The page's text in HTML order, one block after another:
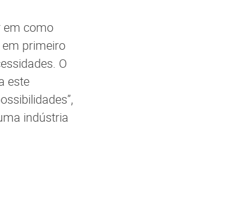
em como
primeiro
O
este
indústria